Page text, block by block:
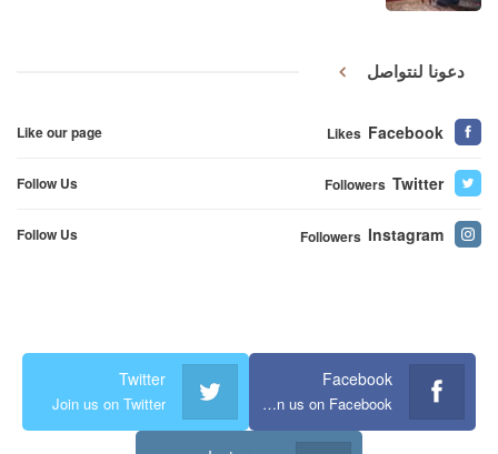
دعونا لنتواصل
Facebook
Likes
Like our page
Twitter
Followers
Follow Us
Instagram
Followers
Follow Us
Facebook
Join us on Facebook
Twitter
Join us on Twitter